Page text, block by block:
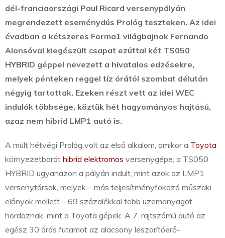
dél-franciaországi Paul Ricard versenypályán
megrendezett eseménydús Prológ teszteken. Az idei
évadban a kétszeres Forma1 világbajnok Fernando
Alonsóval kiegészült csapat ezúttal két TS050
HYBRID géppel nevezett a hivatalos edzésekre,
melyek pénteken reggel tíz órától szombat délután
négyig tartottak. Ezeken részt vett az idei WEC
indulók többsége, köztük hét hagyományos hajtású,
azaz nem hibrid LMP1 autó is.
A múlt hétvégi Prológ volt az első alkalom, amikor a Toyota
környezetbarát hibrid elektromos versenygépe, a TS050
HYBRID ugyanazon a pályán indult, mint azok az LMP1
versenytársak, melyek – más teljesítményfokozó műszaki
előnyök mellett – 69 százalékkal több üzemanyagot
hordoznak, mint a Toyota gépek. A 7. rajtszámú autó az
egész 30 órás futamot az alacsony leszorítóerő-